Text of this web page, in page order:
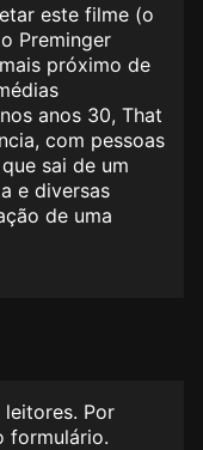
este filme (o
Preminger
próximo de
anos 30, That
com pessoas
sai de um
e diversas
de uma
Por
formulário.